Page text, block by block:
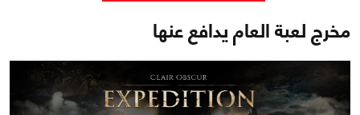
مخرج لعبة العام يدافع عنها